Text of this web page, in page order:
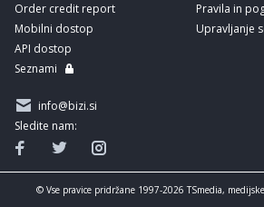
Order credit report
Mobilni dostop
API dostop
Seznami
Pravila in
Upravljanje
info@bizi.si
Sledite nam:
© Vse pravice pridržane 1997-2026 TSmedia,